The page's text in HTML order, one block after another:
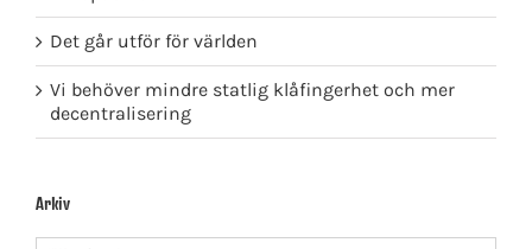
Det går utför för världen
Vi behöver mindre statlig klåfingerhet och mer
decentralisering
Arkiv